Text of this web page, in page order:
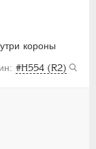
короны
#H554 (R2)